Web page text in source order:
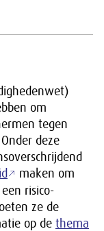
om
tegen
deze
maken om
risico-
ze de
op de thema